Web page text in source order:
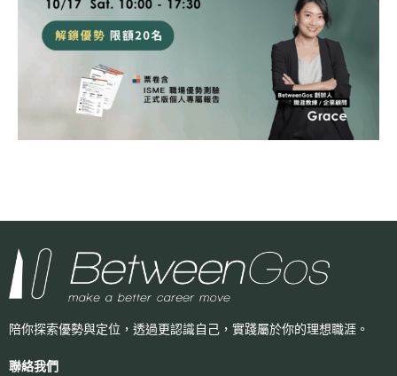
陪你探索優勢與定位，透過更認識自己， 實踐屬於你的理想職涯。
聯絡我們